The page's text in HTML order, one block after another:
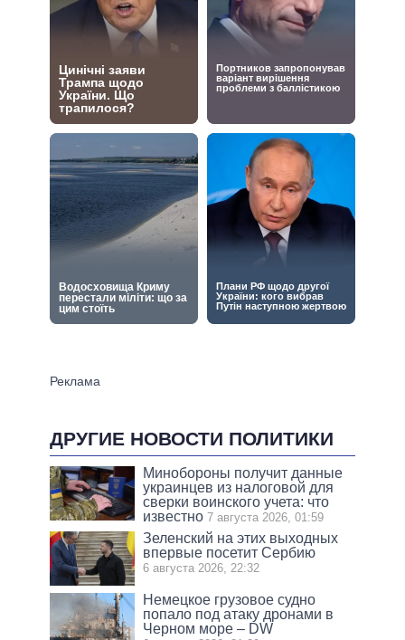
ДРУГИЕ НОВОСТИ ПОЛИТИКИ
Минобороны получит данные
украинцев из налоговой для
сверки воинского учета: что
известно 7 августа 2026, 01:59
Зеленский на этих выходных
впервые посетит Сербию
6 августа 2026, 22:32
Немецкое грузовое судно
попало под атаку дронами в
Черном море – DW